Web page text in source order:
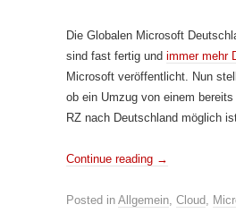
Die Globalen Microsoft
sind fast fertig und immer mehr
Microsoft veröffentlicht. Nun
ob ein Umzug von einem
RZ nach Deutschland möglich
Continue reading →
Posted in Allgemein, Cloud,